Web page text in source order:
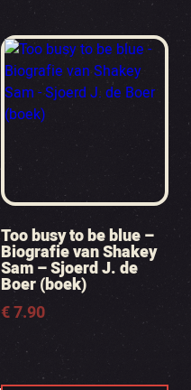
Too busy to be blue –
Biografie van Shakey
Sam – Sjoerd J. de
Boer (boek)
€7.90